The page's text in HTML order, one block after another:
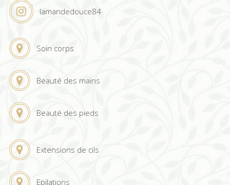
lamandedouce84
Soin corps
Beauté des mains
Beauté des pieds
Extensions de cils
Epilations